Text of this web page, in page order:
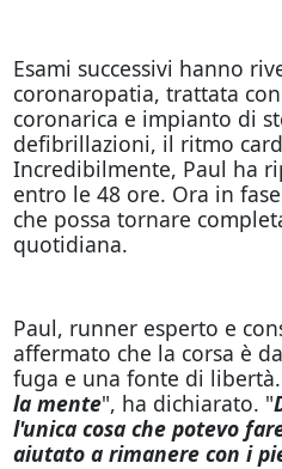
Esami successivi hanno
coronaropatia, trattata
coronarica e impianto di
defibrillazioni, il ritmo
Incredibilmente, Paul ha
entro le 48 ore. Ora in
che possa tornare
quotidiana.
Paul, runner esperto e
affermato che la corsa è
fuga e una fonte di
la mente", ha dichiarato. "
l'unica cosa che potevo
aiutato a rimanere con i